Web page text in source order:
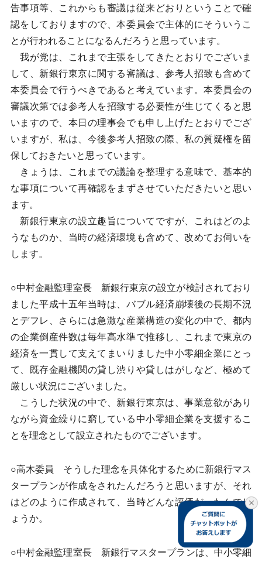
告事項等、これからも審議は従来どおりということで確
認をしておりますので、本委員会で主体的にそういうこ
とが行われることになるんだろうと思っています。
我が党は、これまで主張をしてきたとおりでございま
して、新銀行東京に関する審議は、参考人招致も含めて
本委員会で行うべきであると考えています。本委員会の
審議次第では参考人を招致する必要性が生じてくると思
いますので、本日の理事会でも申し上げたとおりでござ
いますが、私は、今後参考人招致の際、私の質疑権を留
保しておきたいと思っています。
きょうは、これまでの議論を整理する意味で、基本的
な事項について再確認をまずさせていただきたいと思い
ます。
新銀行東京の設立趣旨についてですが、これはどのよ
うなものか、当時の経済環境も含めて、改めてお伺いを
します。
○中村金融監理室長 新銀行東京の設立が検討されており
ました平成十五年当時は、バブル経済崩壊後の長期不況
とデフレ、さらには急激な産業構造の変化の中で、都内
の企業倒産件数は毎年高水準で推移し、これまで東京の
経済を一貫して支えてまいりました中小零細企業にとっ
て、既存金融機関の貸し渋りや貸しはがしなど、極めて
厳しい状況にございました。
こうした状況の中で、新銀行東京は、事業意欲があり
ながら資金繰りに窮している中小零細企業を支援するこ
とを理念として設立されたものでございます。
○高木委員 そうした理念を具体化するために新銀行マス
タープランが作成をされたんだろうと思いますが、それ
はどのように作成されて、当時どんな評価だったんでし
ょうか。
○中村金融監理室長 新銀行マスタープランは、中小零細